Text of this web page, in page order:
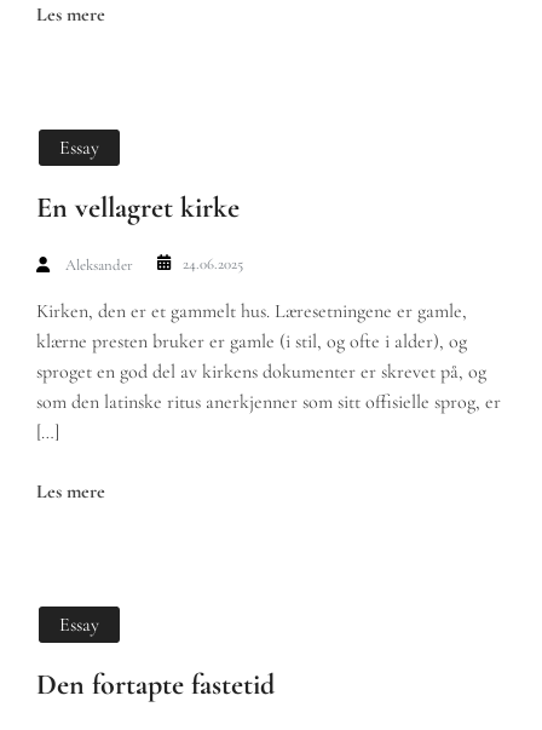
Les mere
Essay
En vellagret kirke
Aleksander 24.06.2025
Kirken, den er et gammelt hus. Læresetningene er gamle,
klærne presten bruker er gamle (i stil, og ofte i alder), og
sproget en god del av kirkens dokumenter er skrevet på, og
som den latinske ritus anerkjenner som sitt offisielle sprog, er
[…]
Les mere
Essay
Den fortapte fastetid